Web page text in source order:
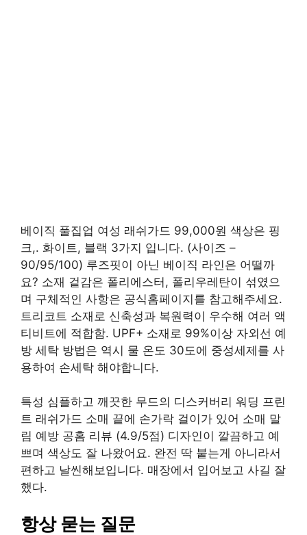
베이직 풀집업 여성 래쉬가드 99,000원 색상은 핑
크,. 화이트, 블랙 3가지 입니다. (사이즈 –
90/95/100) 루즈핏이 아닌 베이직 라인은 어떨까
요? 소재 겉감은 폴리에스터, 폴리우레탄이 섞였으
며 구체적인 사항은 공식홈페이지를 참고해주세요.
트리코트 소재로 신축성과 복원력이 우수해 여러 액
티비트에 적합함. UPF+ 소재로 99%이상 자외선 예
방 세탁 방법은 역시 물 온도 30도에 중성세제를 사
용하여 손세탁 해야합니다.
특성 심플하고 깨끗한 무드의 디스커버리 워딩 프린
트 래쉬가드 소매 끝에 손가락 걸이가 있어 소매 말
림 예방 공홈 리뷰 (4.9/5점) 디자인이 깔끔하고 예
쁘며 색상도 잘 나왔어요. 완전 딱 붙는게 아니라서
편하고 날씬해보입니다. 매장에서 입어보고 사길 잘
했다.
항상 묻는 질문